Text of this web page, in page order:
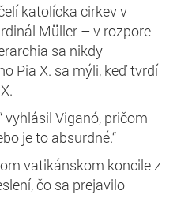
katolícka cirkev v
Müller – v rozpore
sa nikdy
Pia X. sa mýli, keď tvrdí
vyhlásil Viganó, pričom
je to absurdné.“
vatikánskom koncile z
čo sa prejavilo